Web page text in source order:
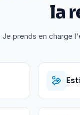
la
Je prends en charge